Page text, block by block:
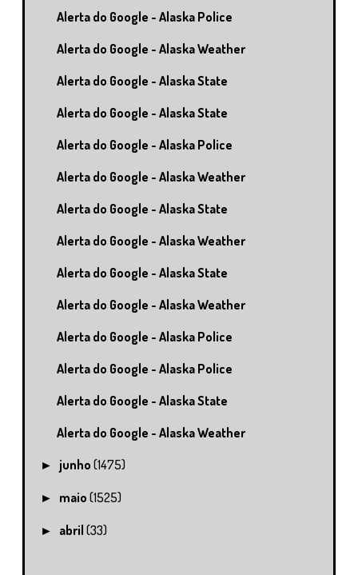
Alerta do Google - Alaska Police
Alerta do Google - Alaska Weather
Alerta do Google - Alaska State
Alerta do Google - Alaska State
Alerta do Google - Alaska Police
Alerta do Google - Alaska Weather
Alerta do Google - Alaska State
Alerta do Google - Alaska Weather
Alerta do Google - Alaska State
Alerta do Google - Alaska Weather
Alerta do Google - Alaska Police
Alerta do Google - Alaska Police
Alerta do Google - Alaska State
Alerta do Google - Alaska Weather
► junho(1475)
► maio(1525)
► abril(33)